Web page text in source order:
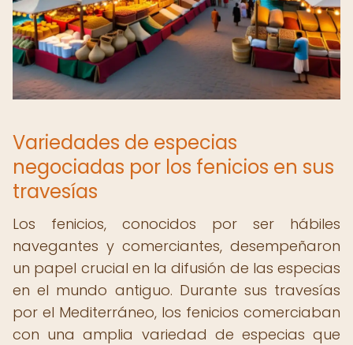
Variedades de especias
negociadas por los fenicios en sus
travesías
Los fenicios, conocidos por ser hábiles
navegantes y comerciantes, desempeñaron
un papel crucial en la difusión de las especias
en el mundo antiguo. Durante sus travesías
por el Mediterráneo, los fenicios comerciaban
con una amplia variedad de especias que